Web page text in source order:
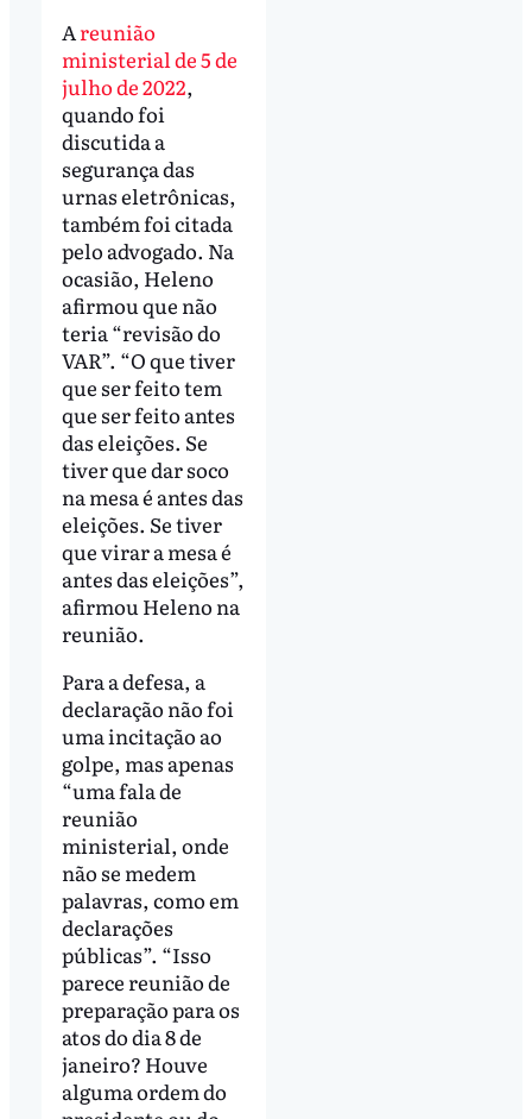
A reunião
ministerial de 5 de
julho de 2022,
quando foi
discutida a
segurança das
urnas eletrônicas,
também foi citada
pelo advogado. Na
ocasião, Heleno
afirmou que não
teria “revisão do
VAR”. “O que tiver
que ser feito tem
que ser feito antes
das eleições. Se
tiver que dar soco
na mesa é antes das
eleições. Se tiver
que virar a mesa é
antes das eleições”,
afirmou Heleno na
reunião.
Para a defesa, a
declaração não foi
uma incitação ao
golpe, mas apenas
“uma fala de
reunião
ministerial, onde
não se medem
palavras, como em
declarações
públicas”. “Isso
parece reunião de
preparação para os
atos do dia 8 de
janeiro? Houve
alguma ordem do